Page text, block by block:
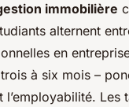
immobilière
alternent
en
à six mois –
l’employabilité. Les